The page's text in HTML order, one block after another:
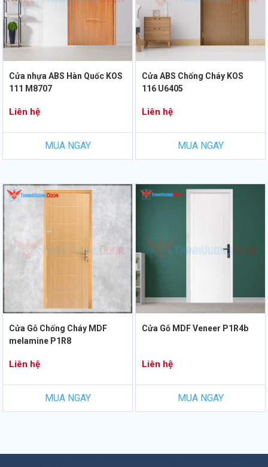
Cửa nhựa ABS Hàn Quốc KOS
111 M8707
Liên hệ
MUA NGAY
Cửa ABS Chống Cháy KOS
116 U6405
Liên hệ
MUA NGAY
Cửa Gỗ Chống Cháy MDF
melamine P1R8
Liên hệ
MUA NGAY
Cửa Gỗ MDF Veneer P1R4b
Liên hệ
MUA NGAY